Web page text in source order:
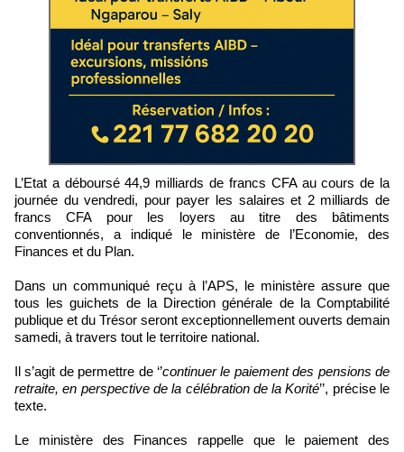
L’Etat a déboursé 44,9 milliards de francs CFA au cours de la
journée du vendredi, pour payer les salaires et 2 milliards de
francs CFA pour les loyers au titre des bâtiments
conventionnés, a indiqué le ministère de l’Economie, des
Finances et du Plan.
Dans un communiqué reçu à l’APS, le ministère assure que
tous les guichets de la Direction générale de la Comptabilité
publique et du Trésor seront exceptionnellement ouverts demain
samedi, à travers tout le territoire national.
Il s’agit de permettre de ‘’continuer le paiement des pensions de
retraite, en perspective de la célébration de la Korité’’, précise le
texte.
Le ministère des Finances rappelle que le paiement des